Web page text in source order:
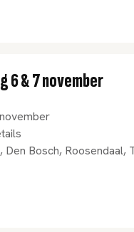
6 & 7 november
Den Bosch, Roosendaal,